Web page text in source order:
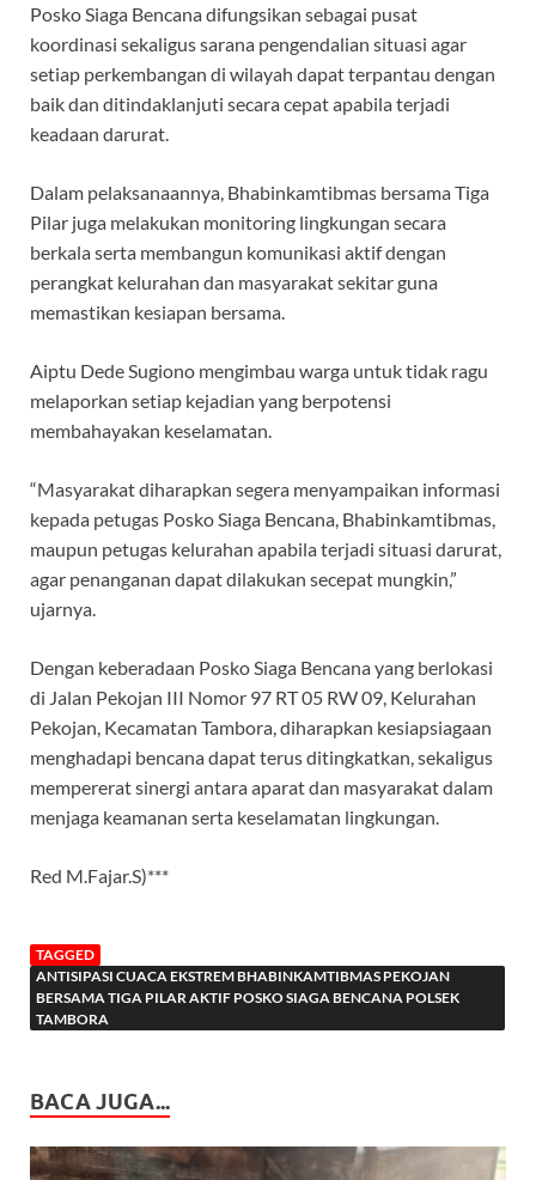
Posko Siaga Bencana difungsikan sebagai pusat
koordinasi sekaligus sarana pengendalian situasi agar
setiap perkembangan di wilayah dapat terpantau dengan
baik dan ditindaklanjuti secara cepat apabila terjadi
keadaan darurat.
Dalam pelaksanaannya, Bhabinkamtibmas bersama Tiga
Pilar juga melakukan monitoring lingkungan secara
berkala serta membangun komunikasi aktif dengan
perangkat kelurahan dan masyarakat sekitar guna
memastikan kesiapan bersama.
Aiptu Dede Sugiono mengimbau warga untuk tidak ragu
melaporkan setiap kejadian yang berpotensi
membahayakan keselamatan.
“Masyarakat diharapkan segera menyampaikan informasi
kepada petugas Posko Siaga Bencana, Bhabinkamtibmas,
maupun petugas kelurahan apabila terjadi situasi darurat,
agar penanganan dapat dilakukan secepat mungkin,”
ujarnya.
Dengan keberadaan Posko Siaga Bencana yang berlokasi
di Jalan Pekojan III Nomor 97 RT 05 RW 09, Kelurahan
Pekojan, Kecamatan Tambora, diharapkan kesiapsiagaan
menghadapi bencana dapat terus ditingkatkan, sekaligus
mempererat sinergi antara aparat dan masyarakat dalam
menjaga keamanan serta keselamatan lingkungan.
Red M.Fajar.S)***
TAGGED
ANTISIPASI CUACA EKSTREM BHABINKAMTIBMAS PEKOJAN
BERSAMA TIGA PILAR AKTIF POSKO SIAGA BENCANA POLSEK
TAMBORA
BACA JUGA...